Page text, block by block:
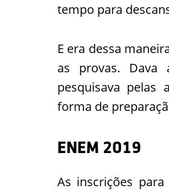
tempo para
E era dessa
as provas. Dava
pesquisava pelas
forma de
ENEM 2019
As inscrições